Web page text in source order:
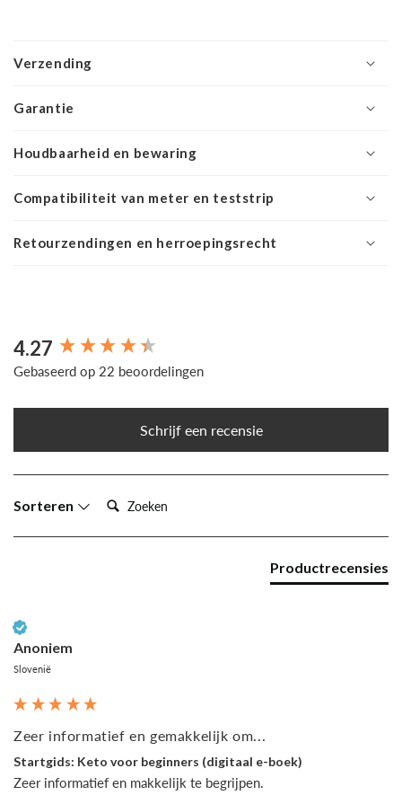
Verzending
Garantie
Houdbaarheid en bewaring
Compatibiliteit van meter en teststrip
Retourzendingen en herroepingsrecht
4.27
Gebaseerd op 22 beoordelingen
Schrijf een recensie
Sorteren Zoeken:
Productrecensies
Anoniem
Slovenië
Zeer informatief en gemakkelijk om...
Startgids: Keto voor beginners (digitaal e-boek)
Zeer informatief en makkelijk te begrijpen.
New content loaded